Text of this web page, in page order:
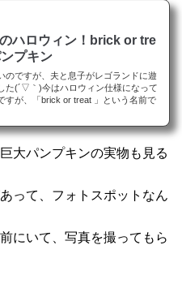
ハロウィン！brick or tre
プキン
のですが、夫と息子がレゴランドに遊
た(´▽｀)今はハロウィン仕様になって
すが、「brick or treat 」という名前で
大パンプキンの実物も見る
って、フォトスポットなん
にいて、写真を撮ってもら